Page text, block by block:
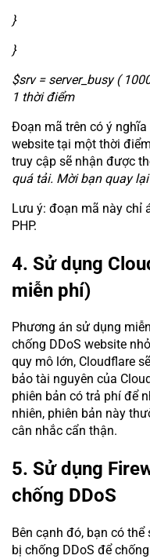
}
}
$srv = server_busy (
1 thời điểm
Đoạn mã trên có ý
website tại một thời
truy cập sẽ nhận được
quá tải. Mời bạn quay
Lưu ý: đoạn mã này chỉ
PHP.
4. Sử dụng
miễn phí)
Phương án sử dụng
chống DDoS website
quy mô lớn, Cloudflare
bảo tài nguyên của
phiên bản có trả phí để
nhiên, phiên bản này
cân nhắc cẩn thận.
5. Sử dụng
chống DDoS
Bên cạnh đó, bạn có
bị chống DDoS để